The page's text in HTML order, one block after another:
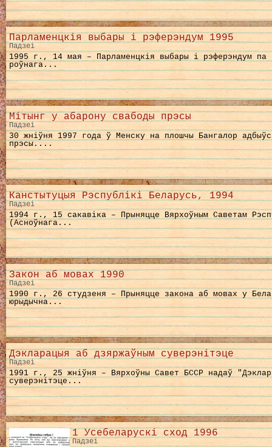
Парламенцкія выбары і рэферэндум 1995
Падзеі
1995 г., 14 мая – Парламенцкія выбары і рэферэндум па
роўнага...
Мітынг у абарону свабоды прэсы
Падзеі
30 жніўня 1997 года ў Менску на плошчы Бангалор
прэсы....
Канстытуцыя Рэспублікі Беларусь, 1994
Падзеі
1994 г., 15 сакавіка – Прыняцце Вярхоўным Саветам
(Асноўнага...
Закон аб мовах 1990
Падзеі
1990 г., 26 студзеня – Прыняцце закона аб мовах у
юрыдычна...
Дэкларацыя аб дзяржаўным суверэнітэце
Падзеі
1991 г., 25 жніўня – Вярхоўны Савет БССР надаў
суверэнітэце...
1 Усебеларускі сход 1996
Падзеі